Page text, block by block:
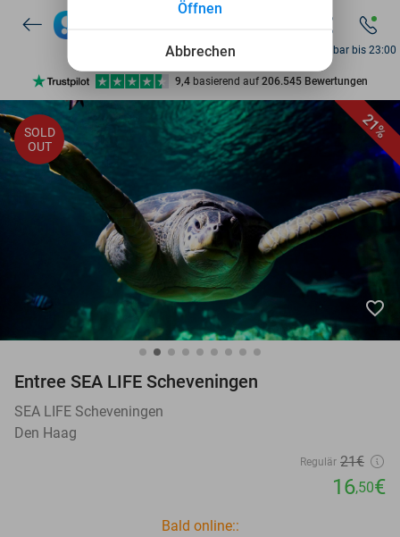
7 Tage die Woche verfügbar
10+ Millionen Mitglieder
9,4 basierend auf206.545 Bewertungen
Entdecke 15.000+ Deals
7 Tage die Woche verfügbar
10+ Millionen Mitglieder
Erreichbar bis 23:00
21%
SOLD
OUT
favorite_border
Entree SEA LIFE Scheveningen
SEA LIFE Scheveningen
Den Haag
Regulär 21€
16,50€
Bald online::
Abbrechen
Öffnen